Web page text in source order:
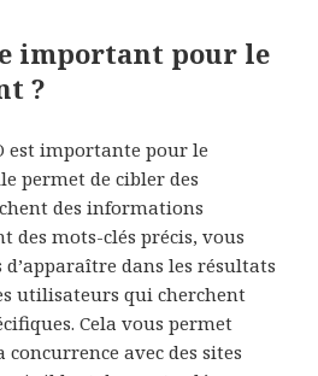
important pour le
?
est importante pour le
permet de cibler des
des informations
des mots-clés précis, vous
d’apparaître dans les résultats
utilisateurs qui cherchent
Cela vous permet
concurrence avec des sites